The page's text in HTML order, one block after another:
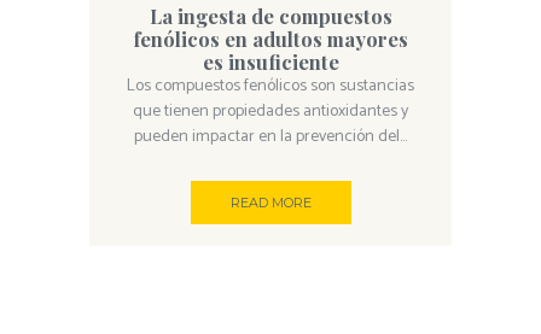
La ingesta de compuestos
fenólicos en adultos mayores
es insuficiente
Los compuestos fenólicos son sustancias
que tienen propiedades antioxidantes y
pueden impactar en la prevención del...
READ MORE